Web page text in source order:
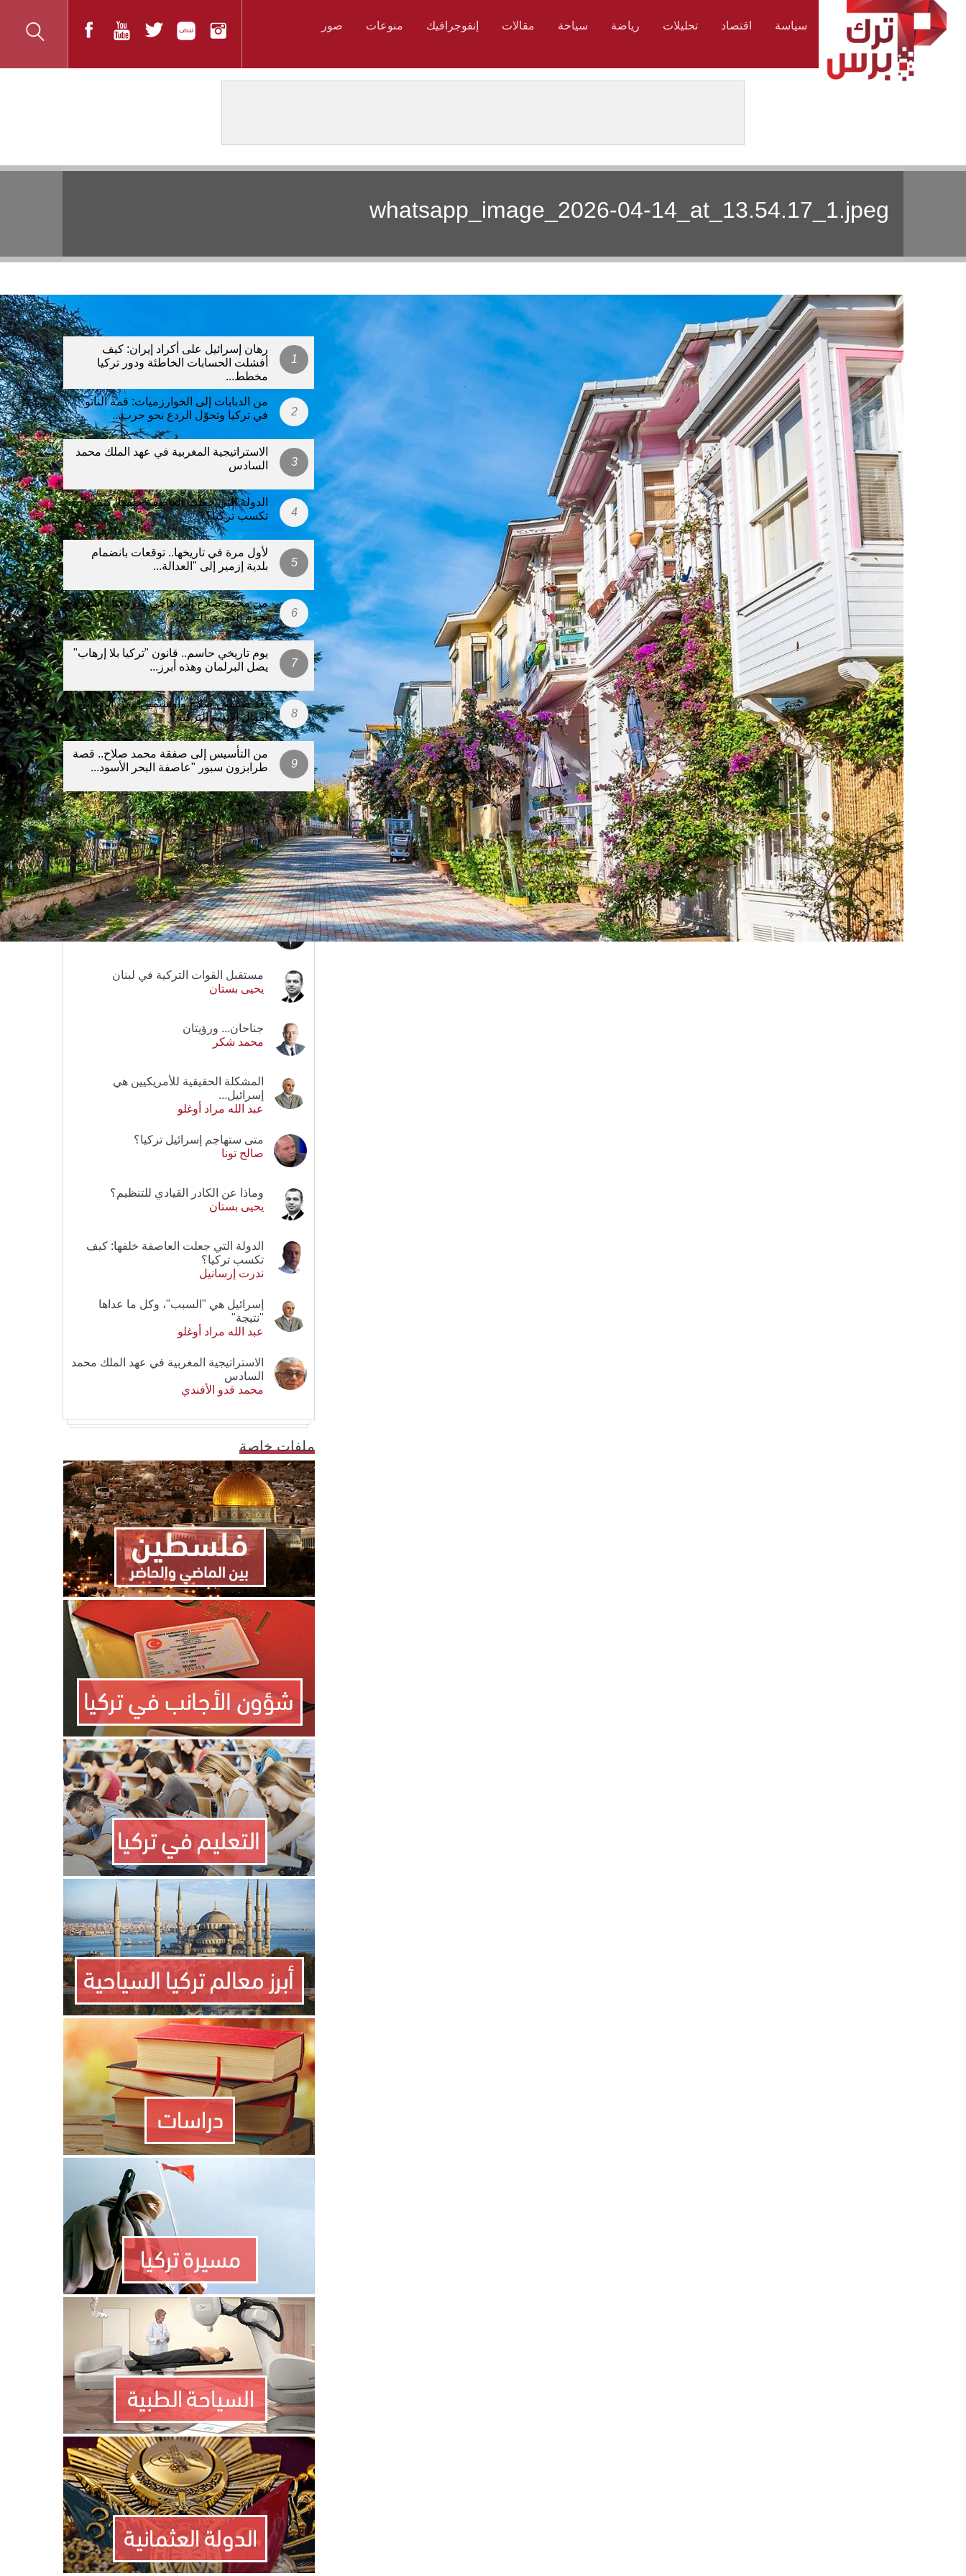
سياسة اقتصاد تحليلات رياضة سياحة مقالات إنفوجرافيك منوعات صور
whatsapp_image_2026-04-14_at_13.54.17_1.jpeg
رهان إسرائيل على أكراد إيران: كيف
أفشلت الحسابات الخاطئة ودور تركيا
مخطط...
من الدبابات إلى الخوارزميات: قمة الناتو
في تركيا وتحوّل الردع نحو حرب...
الاستراتيجية المغربية في عهد الملك محمد
السادس
الدولة التي جعلت العاصفة خلفها: كيف
تكسب تركيا؟
لأول مرة في تاريخها.. توقعات بانضمام
بلدية إزمير إلى "العدالة...
من محمد صلاح إلى هاجي ودروغبا.. أشهر
نجوم الدوري التركي
يوم تاريخي حاسم.. قانون "تركيا بلا إرهاب"
يصل البرلمان وهذه أبرز...
بعد صفقتي صلاح وأوسيمين.. من أين تأتي
أموال الأندية التركية؟
من التأسيس إلى صفقة محمد صلاح.. قصة
طرابزون سبور "عاصفة البحر الأسود...
مواضيع الكتاب
عندما يحين ذلك اليوم... أين سنكون نحن،
وفي أي حال؟
ياسين أقطاي
مؤامرة سبتة
طه كلينتش
مستقبل القوات التركية في لبنان
يحيى بستان
جناحان... ورؤيتان
محمد شكر
المشكلة الحقيقية للأمريكيين هي
إسرائيل...
عبد الله مراد أوغلو
متى ستهاجم إسرائيل تركيا؟
صالح تونا
وماذا عن الكادر القيادي للتنظيم؟
يحيى بستان
الدولة التي جعلت العاصفة خلفها: كيف
تكسب تركيا؟
ندرت إرسانيل
إسرائيل هي "السبب"، وكل ما عداها
"نتيجة"
عبد الله مراد أوغلو
الاستراتيجية المغربية في عهد الملك محمد
السادس
محمد قدو الأفندي
ملفات خاصة